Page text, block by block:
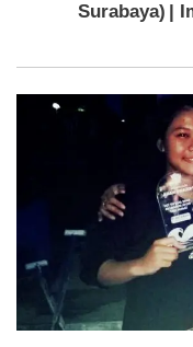
Surabaya)
|